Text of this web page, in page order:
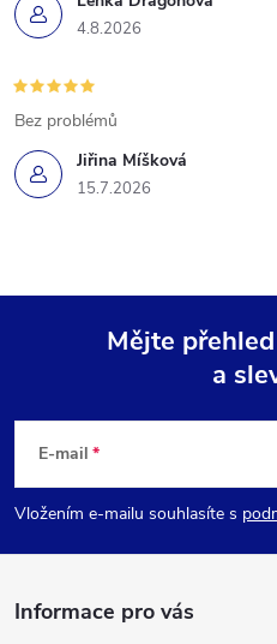
4.8.2026
Jiřina Míšková
15.7.2026
Bez problémů
p
a
Mějte
a
E-mail
Vložením e-mailu souhlasíte s
Informace pro vás